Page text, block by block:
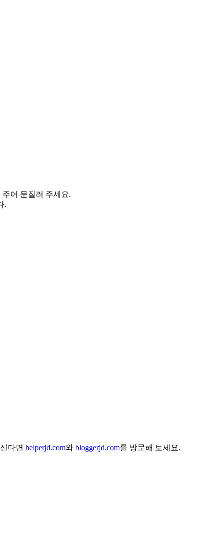
어 문질러 주세요.
.
다면 helperjd.com와 bloggerjd.com를 방문해 보세요.